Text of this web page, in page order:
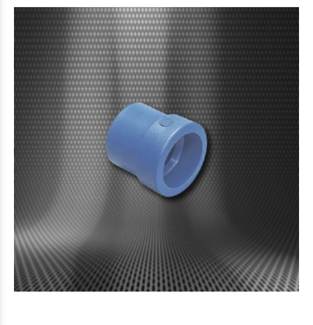
$15.48129
$15.48129